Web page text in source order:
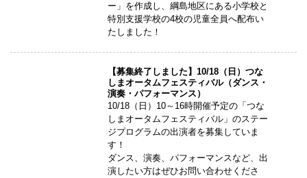
ー」を作成し、綱島地区にある小学校と
特別支援学校の4校の児童全員へ配布い
たしました！
【募集終了しました】10/18（日）つな
しまオータムフェスティバル（ダンス・
演奏・パフォーマンス）
10/18（日）10～16時開催予定の「つな
しまオータムフェスティバル」のステー
ジプログラムの出演者を募集していま
す！
ダンス、演奏、パフォーマンスなど、出
演したい方はぜひお問い合わせくださ